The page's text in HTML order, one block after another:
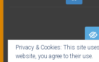
Privacy & Cookies: This site
website, you agree to their use.